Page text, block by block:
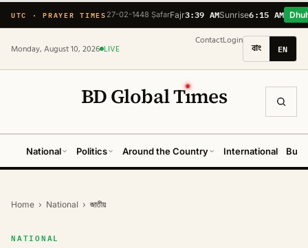
UTC · PRAYER TIMES 27-02-1448 ṢafarFajr3:39 AMSunrise6:15 AM
Monday, August 10, 2026 LIVE
ContactLogin
বাং EN
BD Global Tımes
National Politics Around the Country International
Home › National › জাতীয়
NATIONAL